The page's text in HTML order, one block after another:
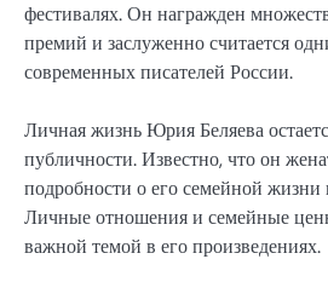
фестивалях. Он награжден
премий и заслуженно считается
современных писателей России.
Личная жизнь Юрия Беляева
публичности. Известно, что он
подробности о его семейной жизни
Личные отношения и семейные
важной темой в его произведениях.